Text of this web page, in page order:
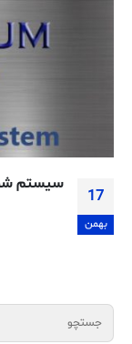
15
اسفند
راهنمای
جستجو